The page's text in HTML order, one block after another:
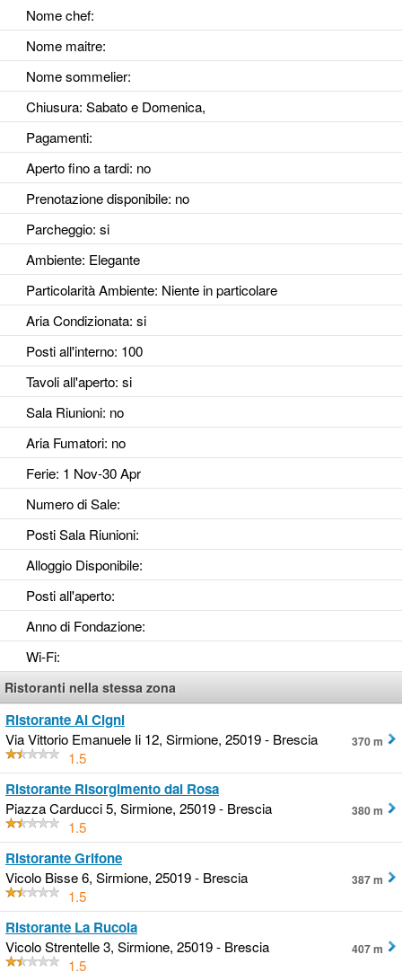
Nome chef:
Nome maitre:
Nome sommelier:
Chiusura: Sabato e Domenica,
Pagamenti:
Aperto fino a tardi: no
Prenotazione disponibile: no
Parcheggio: si
Ambiente: Elegante
Particolarità Ambiente: Niente in particolare
Aria Condizionata: si
Posti all'interno: 100
Tavoli all'aperto: si
Sala Riunioni: no
Aria Fumatori: no
Ferie: 1 Nov-30 Apr
Numero di Sale:
Posti Sala Riunioni:
Alloggio Disponibile:
Posti all'aperto:
Anno di Fondazione:
Wi-Fi:
Ristoranti nella stessa zona
Ristorante Ai Cigni
Via Vittorio Emanuele Ii 12, Sirmione, 25019 - Brescia
1.5
370 m
Ristorante Risorgimento dal Rosa
Piazza Carducci 5, Sirmione, 25019 - Brescia
1.5
380 m
Ristorante Grifone
Vicolo Bisse 6, Sirmione, 25019 - Brescia
1.5
387 m
Ristorante La Rucola
Vicolo Strentelle 3, Sirmione, 25019 - Brescia
1.5
407 m